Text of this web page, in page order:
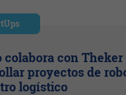
colabora con Theker
proyectos de
logístico